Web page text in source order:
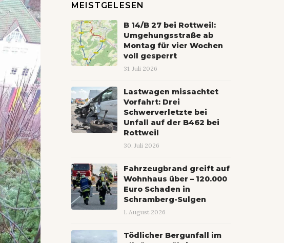
MEISTGELESEN
B 14/B 27 bei Rottweil:
Umgehungsstraße ab
Montag für vier Wochen
voll gesperrt
31. Juli 2026
Lastwagen missachtet
Vorfahrt: Drei
Schwerverletzte bei
Unfall auf der B462 bei
Rottweil
30. Juli 2026
Fahrzeugbrand greift auf
Wohnhaus über – 120.000
Euro Schaden in
Schramberg-Sulgen
1. August 2026
Tödlicher Bergunfall im